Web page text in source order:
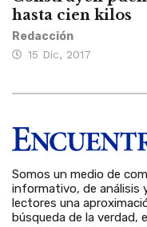
hasta cien kilos
Redacción
15 Dic, 2017
Somos un medio de
informativo, de análisis
lectores una
búsqueda de la verdad,